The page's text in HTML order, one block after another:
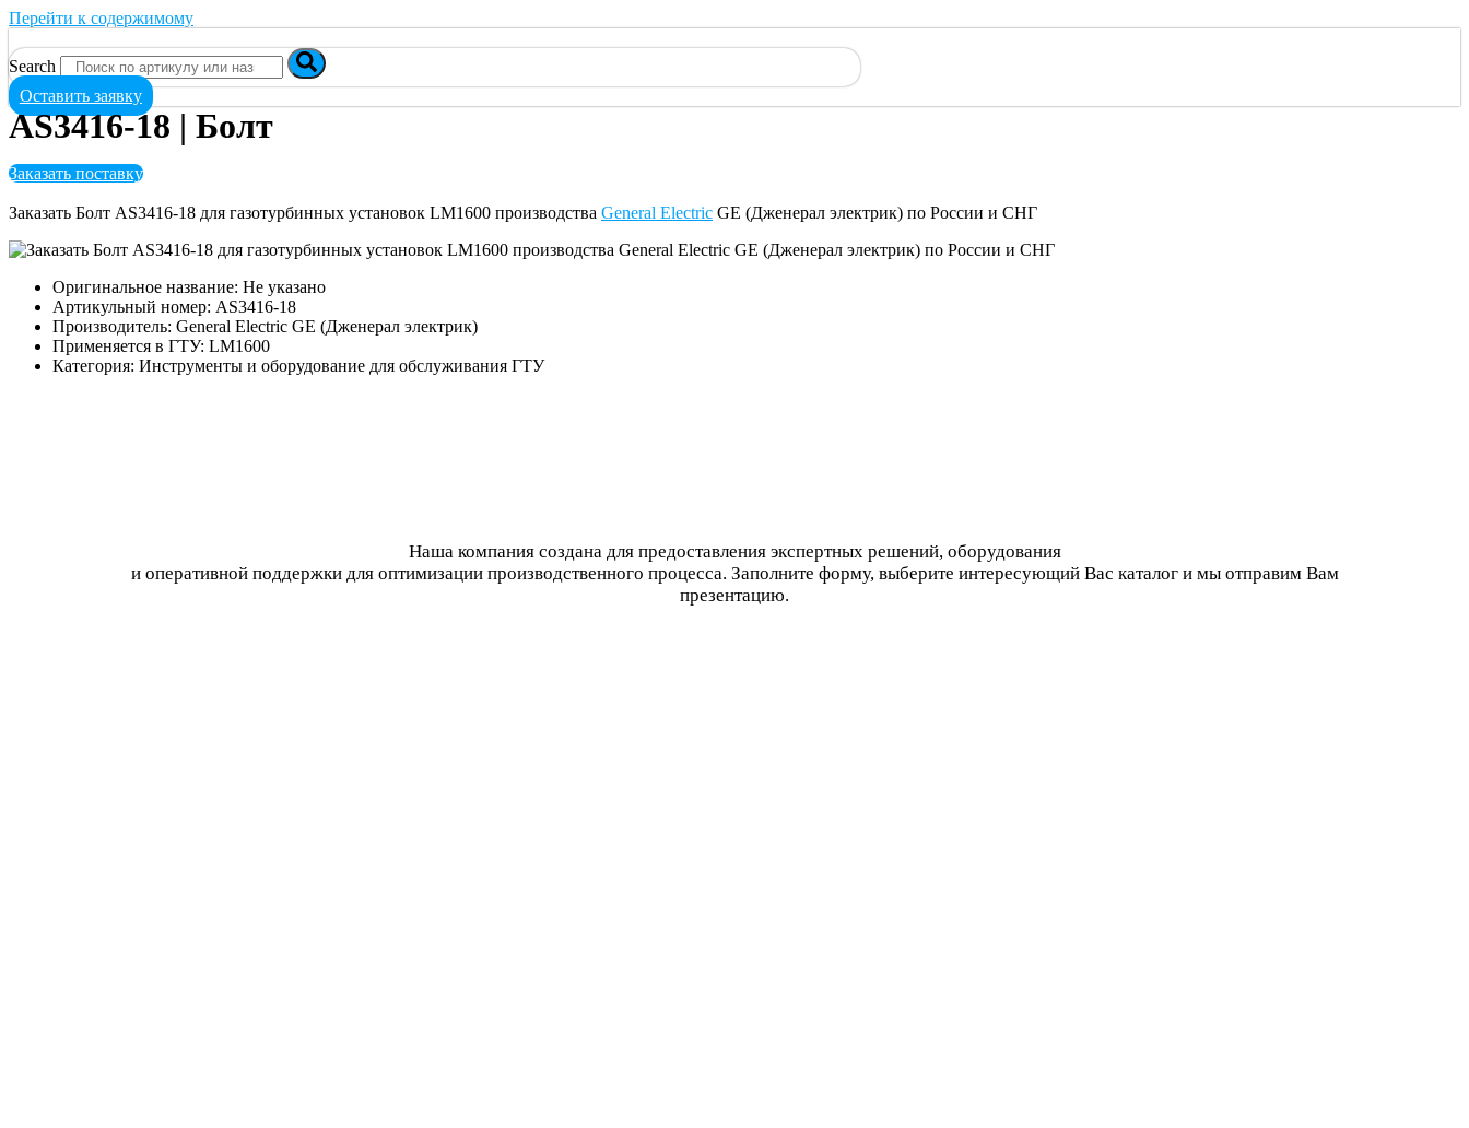
Перейти к содержимому
Search
Оставить заявку
AS3416-18 | Болт
Заказать поставку
Заказать Болт AS3416-18 для газотурбинных установок LM1600 производства General Electric GE (Дженерал электрик) по России и СНГ
Оригинальное название: Не указано
Артикульный номер: AS3416-18
Производитель: General Electric GE (Дженерал электрик)
Применяется в ГТУ: LM1600
Категория: Инструменты и оборудование для обслуживания ГТУ
Наша компания создана для предоставления экспертных решений, оборудования
и оперативной поддержки для оптимизации производственного процесса. Заполните форму, выберите интересующий Вас каталог и мы отправим Вам
презентацию.